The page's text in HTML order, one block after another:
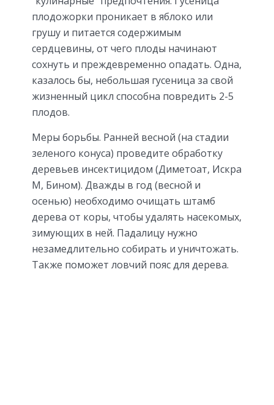
плодожорки проникает в яблоко или
грушу и питается содержимым
сердцевины, от чего плоды начинают
сохнуть и преждевременно опадать. Одна,
казалось бы, небольшая гусеница за свой
жизненный цикл способна повредить 2-5
плодов.
Меры борьбы. Ранней весной (на стадии
зеленого конуса) проведите обработку
деревьев инсектицидом (Диметоат, Искра
М, Бином). Дважды в год (весной и
осенью) необходимо очищать штамб
дерева от коры, чтобы удалять насекомых,
зимующих в ней. Падалицу нужно
незамедлительно собирать и уничтожать.
Также поможет ловчий пояс для дерева.